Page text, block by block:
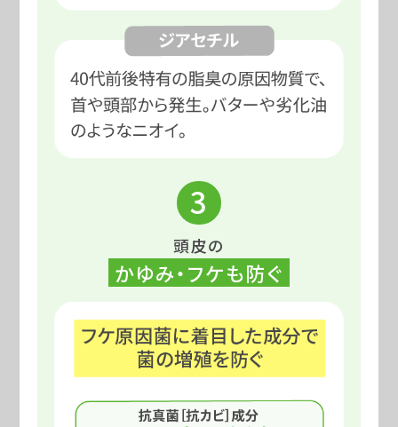
3
頭皮の
かゆみ・フケも防ぐ